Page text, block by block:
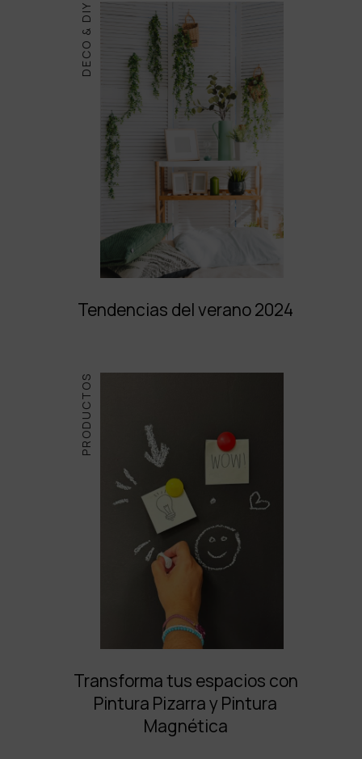
DECO & DIY
Tendencias del verano 2024
PRODUCTOS
Transforma tus espacios con
Pintura Pizarra y Pintura
Magnética